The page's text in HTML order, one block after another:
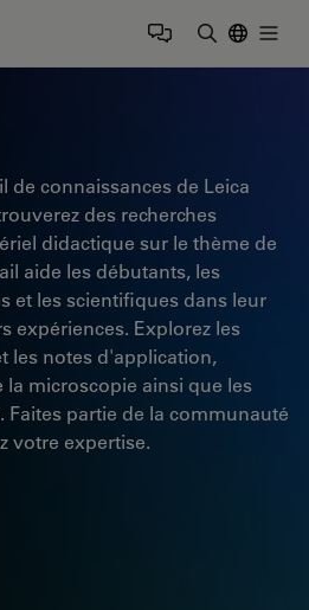
de connaissances de Leica
des recherches
didactique sur le thème de
aide les débutants, les
et les scientifiques dans leur
expériences. Explorez les
les notes d'application,
la microscopie ainsi que les
partie de la communauté
votre expertise.